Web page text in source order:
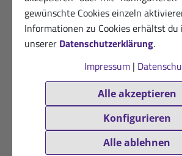
gewünschte Cookies einzeln
Informationen zu Cookies erhältst du
unserer Datenschutzerklärung.
Impressum|
Alle akzeptieren
Konfigurieren
Alle ablehnen
Philipp Lipowitz